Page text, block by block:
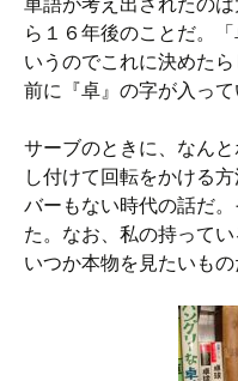
ら１６年後のことだ。
いうのでこれに決めた
前に『卓』の字が入って
サーブのときに、なん
し付けて回転をかける
バーもない時代の話だ
た。なお、私の持って
いつか本物を見たいもの